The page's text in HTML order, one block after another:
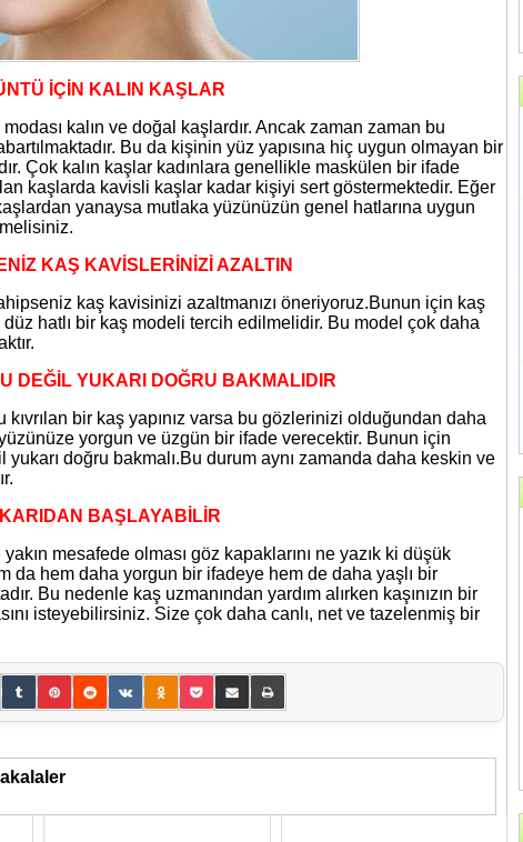
İÇİN KALIN KAŞLAR
kalın ve doğal kaşlardır. Ancak zaman zaman bu
Bu da kişinin yüz yapısına hiç uygun olmayan bir
Çok kalın kaşlar kadınlara genellikle maskülen bir ifade
kaşlarda kavisli kaşlar kadar kişiyi sert göstermektedir. Eğer
yanaysa mutlaka yüzünüzün genel hatlarına uygun
KAŞ KAVİSLERİNİZİ AZALTIN
kaş kavisinizi azaltmanızı öneriyoruz.Bunun için kaş
düz hatlı bir kaş modeli tercih edilmelidir. Bu model çok daha
DEĞİL YUKARI DOĞRU BAKMALIDIR
kıvrılan bir kaş yapınız varsa bu gözlerinizi olduğundan daha
yorgun ve üzgün bir ifade verecektir. Bunun için
yukarı doğru bakmalı.Bu durum aynı zamanda daha keskin ve
BAŞLAYABİLİR
mesafede olması göz kapaklarını ne yazık ki düşük
da hem daha yorgun bir ifadeye hem de daha yaşlı bir
Bu nedenle kaş uzmanından yardım alırken kaşınızın bir
isteyebilirsiniz. Size çok daha canlı, net ve tazelenmiş bir